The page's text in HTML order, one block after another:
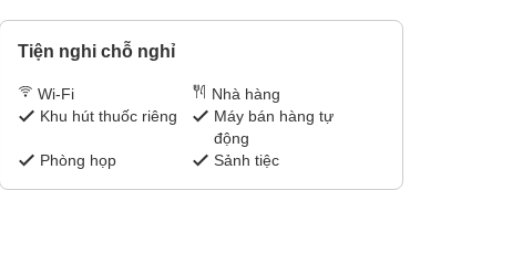
Tiện nghi chỗ nghỉ
Wi-Fi
Nhà hàng
Khu hút thuốc riêng
Máy bán hàng tự
động
Phòng họp
Sảnh tiệc